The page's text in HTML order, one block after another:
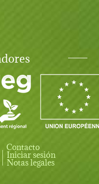
User account menu
Contacto
Iniciar sesión
Notas legales